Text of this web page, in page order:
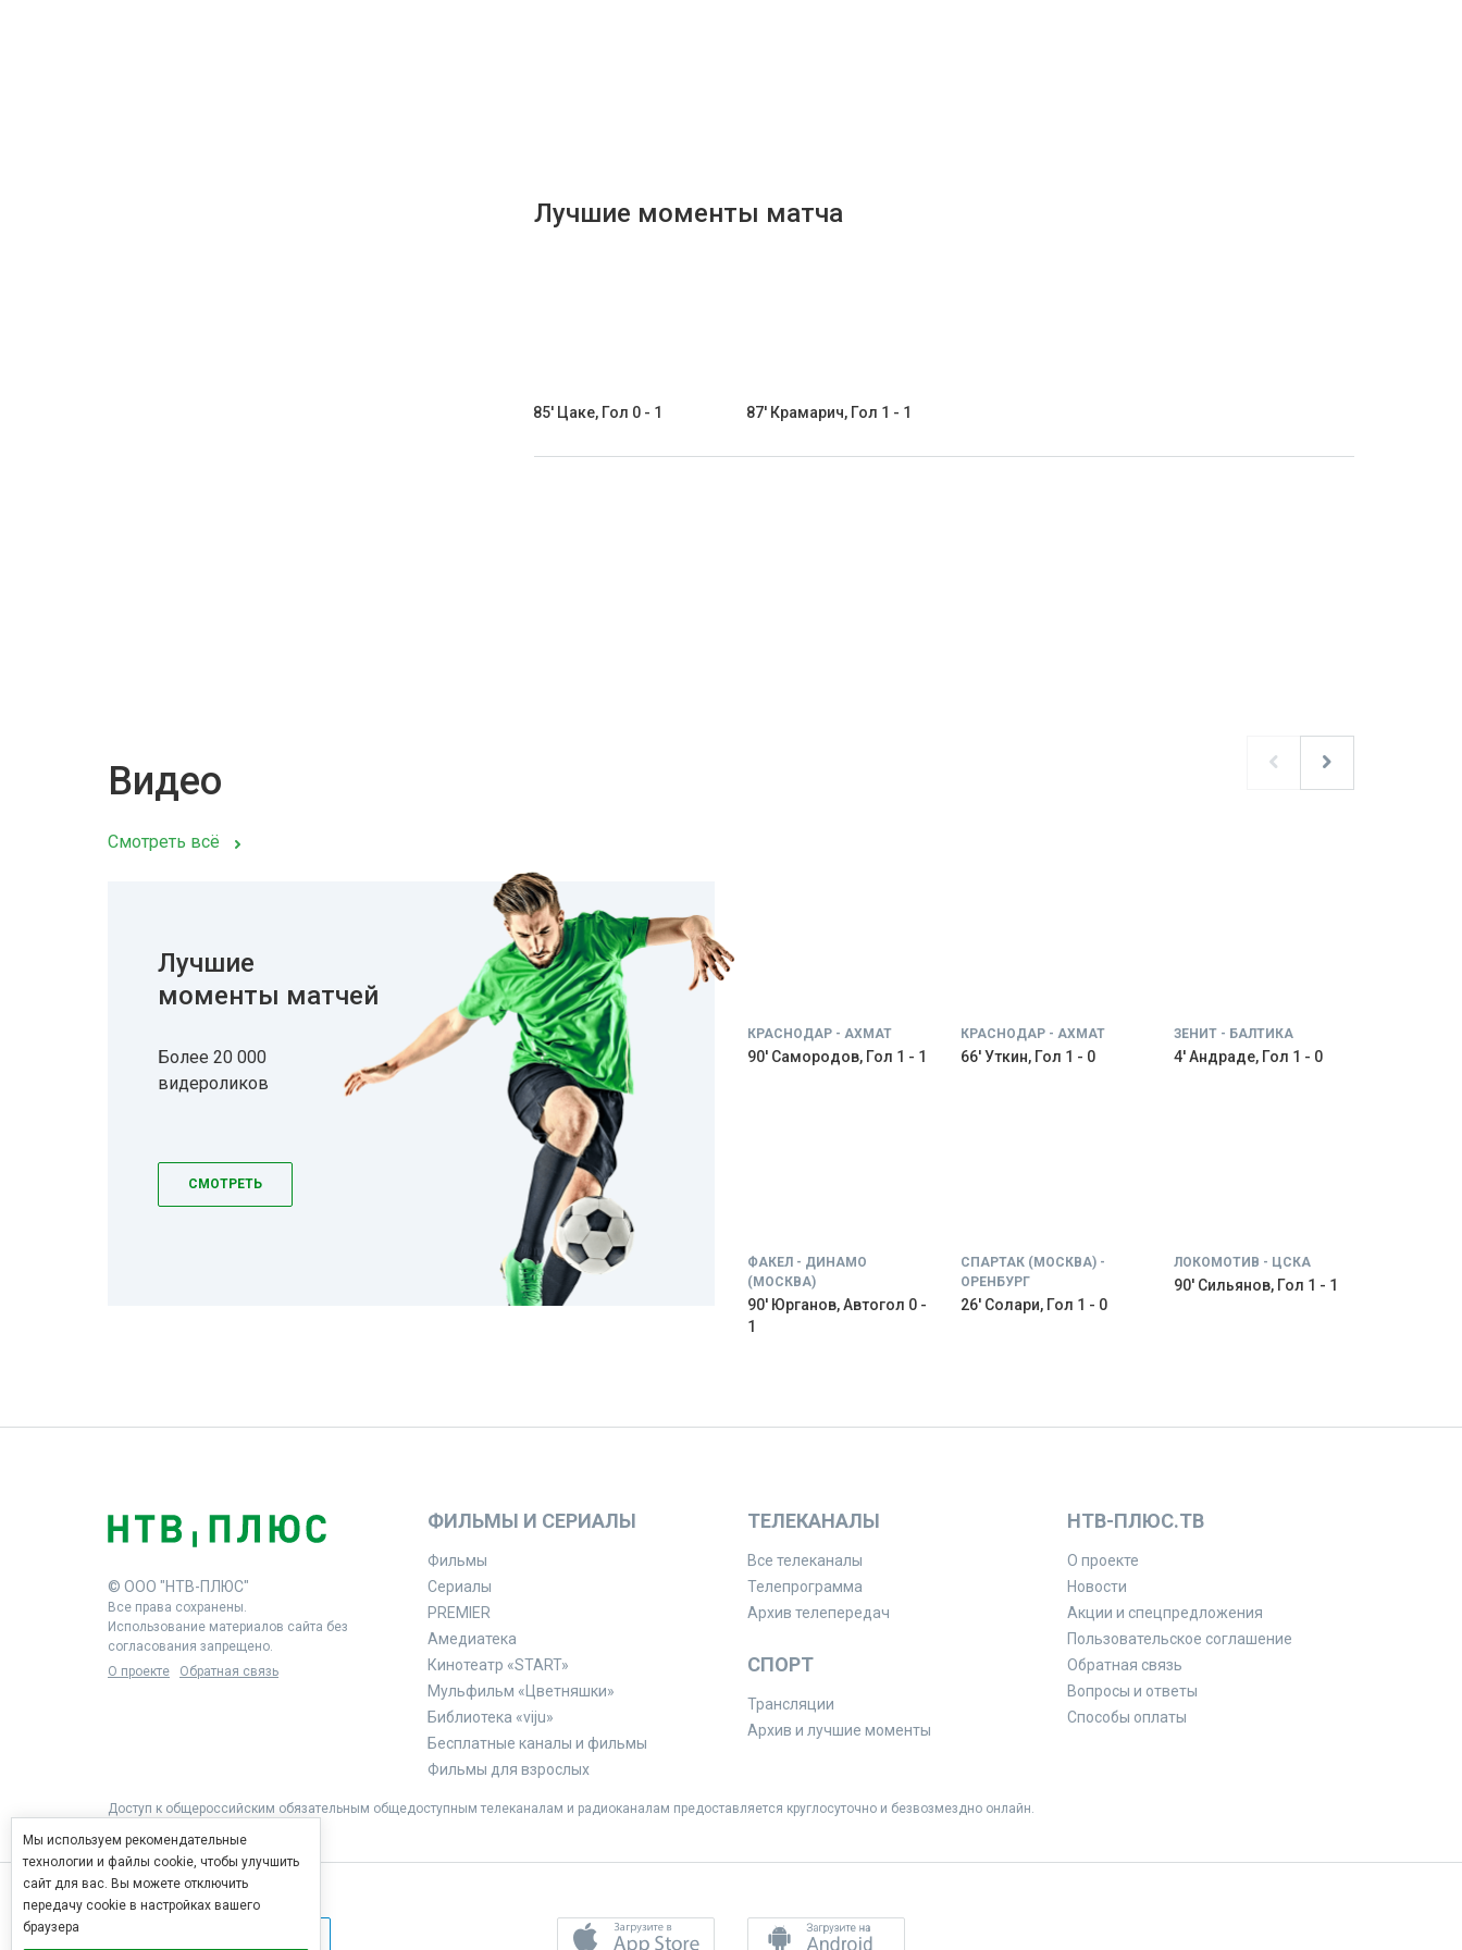
Лучшие моменты матча
85' Цаке, Гол 0 - 1 87' Крамарич, Гол 1 - 1
Видео
Смотреть всё
Лучшие
моменты матчей
Более 20 000
видероликов
СМОТРЕТЬ
КРАСНОДАР - АХМАТ
90' Самородов, Гол 1 - 1
КРАСНОДАР - АХМАТ
66' Уткин, Гол 1 - 0
ЗЕНИТ - БАЛТИКА
4' Андраде, Гол 1 - 0
ФАКЕЛ - ДИНАМО
(МОСКВА)
90' Юрганов, Автогол 0 -
1
СПАРТАК (МОСКВА) -
ОРЕНБУРГ
26' Солари, Гол 1 - 0
ЛОКОМОТИВ - ЦСКА
90' Сильянов, Гол 1 - 1
© ООО "НТВ-ПЛЮС"
Все права сохранены.
Использование материалов сайта без
согласования запрещено.
О проекте
Обратная связь
ФИЛЬМЫ И СЕРИАЛЫ
Фильмы
Сериалы
PREMIER
Амедиатека
Кинотеатр «START»
Мульфильм «Цветняшки»
Библиотека «viju»
Бесплатные каналы и фильмы
Фильмы для взрослых
ТЕЛЕКАНАЛЫ
Все телеканалы
Телепрограмма
Архив телепередач
СПОРТ
Трансляции
Архив и лучшие моменты
НТВ-ПЛЮС.ТВ
О проекте
Новости
Акции и спецпредложения
Пользовательское соглашение
Обратная связь
Вопросы и ответы
Способы оплаты
Доступ к общероссийским обязательным общедоступным телеканалам и радиоканалам предоставляется круглосуточно и безвозмездно онлайн.
Мы используем рекомендательные
технологии и файлы cookie, чтобы улучшить
сайт для вас. Вы можете отключить
передачу cookie в настройках вашего
браузера